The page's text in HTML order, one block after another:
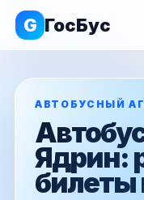
G ГосБус
АВТОБУСНЫЙ
Ядрин:
билеты